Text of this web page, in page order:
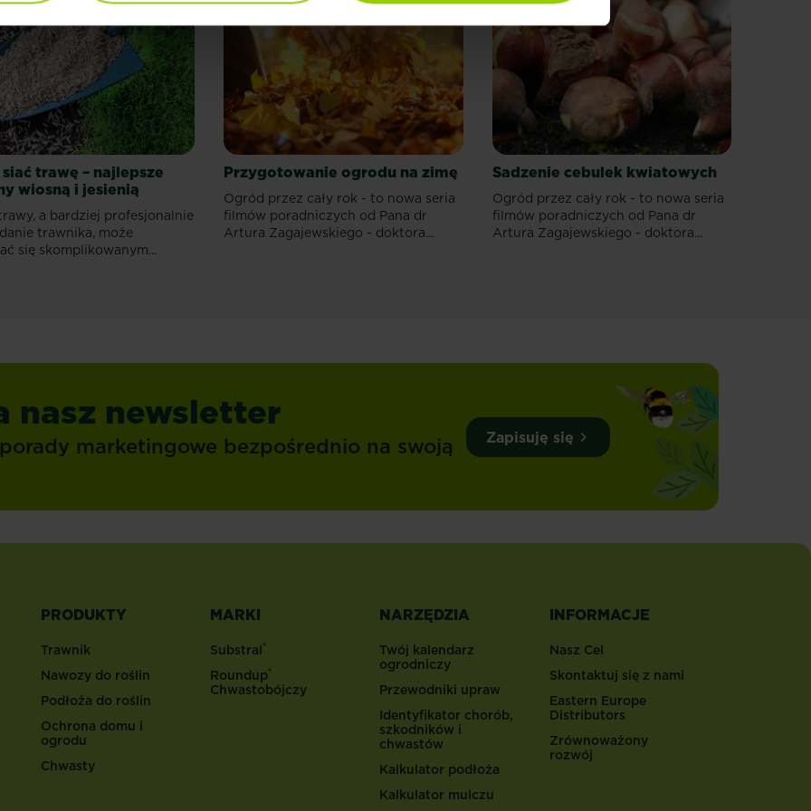
trawę – najlepsze
wiosną i jesienią
a bardziej profesjonalnie
trawnika, może
się skomplikowanym...
Przygotowanie ogrodu na zimę
Ogród przez cały rok - to nowa seria
filmów poradniczych od Pana dr
Artura Zagajewskiego - doktora...
Sadzenie cebulek kwiatowych
Ogród przez cały rok - to nowa seria
filmów poradniczych od Pana dr
Artura Zagajewskiego - doktora...
nasz newsletter
marketingowe bezpośrednio na swoją
Zapisuję się
PRODUKTY
Trawnik
Nawozy do roślin
Podłoża do roślin
Ochrona domu i
ogrodu
Chwasty
MARKI
Substral®
Roundup®
Chwastobójczy
NARZĘDZIA
Twój kalendarz
ogrodniczy
Przewodniki upraw
Identyfikator chorób,
szkodników i
chwastów
Kalkulator podłoża
Kalkulator mulczu
INFORMACJE
Nasz Cel
Skontaktuj się z nami
Eastern Europe
Distributors
Zrównoważony
rozwój